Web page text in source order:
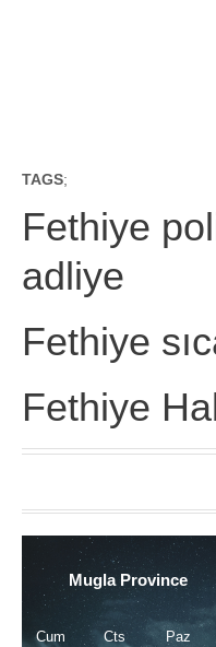
TAGS;
Fethiye
adliye
Fethiye
Fethiye
Mugla Province
Cum Cts Paz